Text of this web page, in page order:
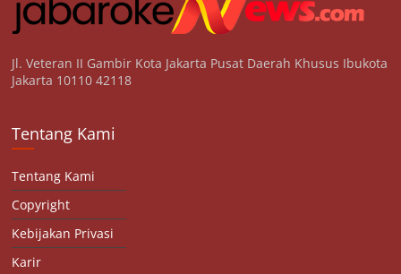
Jl. Veteran II Gambir Kota Jakarta Pusat Daerah Khusus Ibukota
Jakarta 10110 42118
Tentang Kami
Tentang Kami
Copyright
Kebijakan Privasi
Karir